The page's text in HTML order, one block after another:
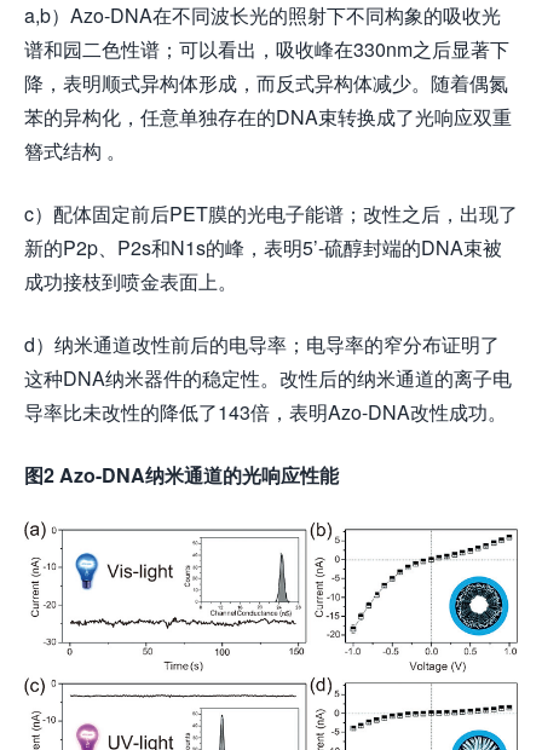
a,b）Azo-DNA在不同波长光的照射下不同构象的吸收光
谱和园二色性谱；可以看出，吸收峰在330nm之后显著下
降，表明顺式异构体形成，而反式异构体减少。随着偶氮
苯的异构化，任意单独存在的DNA束转换成了光响应双重
簪式结构 。
c）配体固定前后PET膜的光电子能谱；改性之后，出现了
新的P2p、P2s和N1s的峰，表明5’-硫醇封端的DNA束被
成功接枝到喷金表面上。
d）纳米通道改性前后的电导率；电导率的窄分布证明了
这种DNA纳米器件的稳定性。改性后的纳米通道的离子电
导率比未改性的降低了143倍，表明Azo-DNA改性成功。
图2 Azo-DNA纳米通道的光响应性能